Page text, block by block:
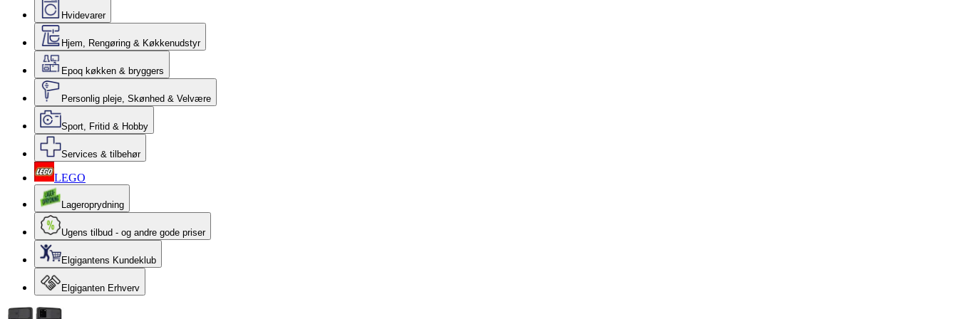
Hvidevarer
Hjem, Rengøring & Køkkenudstyr
Epoq køkken & bryggers
Personlig pleje, Skønhed & Velvære
Sport, Fritid & Hobby
Services & tilbehør
LEGO
Lageroprydning
Ugens tilbud - og andre gode priser
Elgigantens Kundeklub
Elgiganten Erhverv